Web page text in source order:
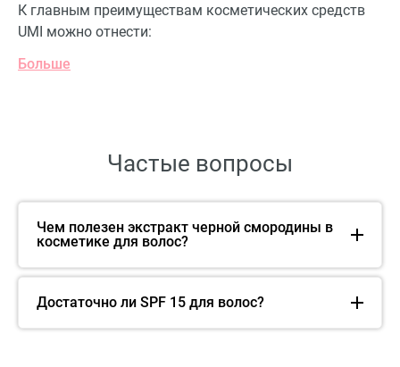
К главным преимуществам косметических средств
UMI можно отнести:
Больше
Частые вопросы
Чем полезен экстракт черной смородины в
косметике для волос?
Достаточно ли SPF 15 для волос?